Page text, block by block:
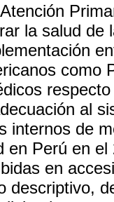
la salud de
como
al
internos de
en Perú en
en
descriptivo,